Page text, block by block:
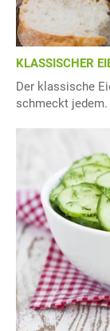
KLASSISCHER
Der klassische
schmeckt